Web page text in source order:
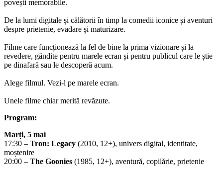
povești memorabile.
De la lumi digitale și călătorii în timp la comedii iconice și aventuri
despre prietenie, evadare și maturizare.
Filme care funcționează la fel de bine la prima vizionare și la
revedere, gândite pentru marele ecran și pentru publicul care le știe
pe dinafară sau le descoperă acum.
Alege filmul. Vezi-l pe marele ecran.
Unele filme chiar merită revăzute.
Program:
Marți, 5 mai
17:30 – Tron: Legacy (2010, 12+), univers digital, identitate,
moștenire
20:00 – The Goonies (1985, 12+), aventură, copilărie, prietenie